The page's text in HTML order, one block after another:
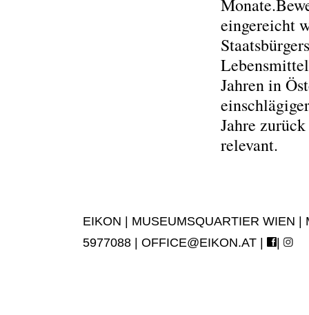
eingereicht
Jahren in
Jahre
relevant.
EIKON | MUSEUMSQUARTIER WIEN
5977088 | OFFICE@EIKON.AT | |